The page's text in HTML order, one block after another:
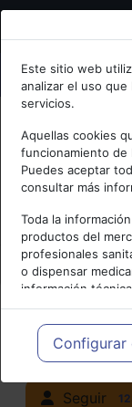
Bienvenid@
Escribe tu Email
Accede o
Este sitio web
analizar el uso
servicios.
Aquellas cookies
funcionamiento
Puedes aceptar
consultar más
Toda la
productos del
profesionales
o dispensar
información
meramente
profesionales
cada caso
necesidades del
Configurar
la infancia
Seguir